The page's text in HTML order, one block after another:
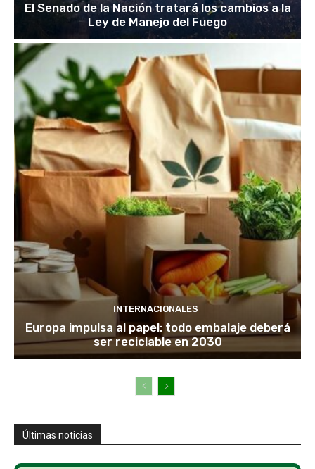
El Senado de la Nación tratará los cambios a la
Ley de Manejo del Fuego
INTERNACIONALES
Europa impulsa al papel: todo embalaje deberá
ser reciclable en 2030
Últimas noticias